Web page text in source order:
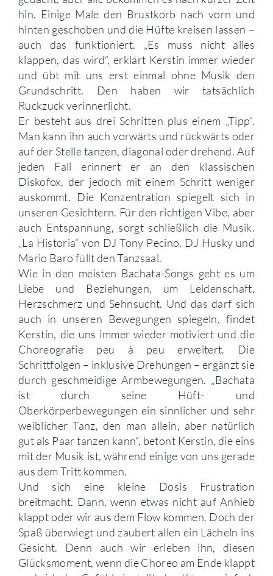
hin. Einige Male den Brustkorb nach vorn und
hinten geschoben und die Hüfte kreisen lassen –
auch das funktioniert. „Es muss nicht alles
klappen, das wird“, erklärt Kerstin immer wieder
und übt mit uns erst einmal ohne Musik den
Grundschritt. Den haben wir tatsächlich
Ruckzuck verinnerlicht.
Er besteht aus drei Schritten plus einem „Tipp“.
Man kann ihn auch vorwärts und rückwärts oder
auf der Stelle tanzen, diagonal oder drehend. Auf
jeden Fall erinnert er an den klassischen
Diskofox, der jedoch mit einem Schritt weniger
auskommt. Die Konzentration spiegelt sich in
unseren Gesichtern. Für den richtigen Vibe, aber
auch Entspannung, sorgt schließlich die Musik.
„La Historia“ von DJ Tony Pecino, DJ Husky und
Mario Baro füllt den Tanzsaal.
Wie in den meisten Bachata-Songs geht es um
Liebe und Beziehungen, um Leidenschaft,
Herzschmerz und Sehnsucht. Und das darf sich
auch in unseren Bewegungen spiegeln, findet
Kerstin, die uns immer wieder motiviert und die
Choreografie peu à peu erweitert. Die
Schrittfolgen – inklusive Drehungen – ergänzt sie
durch geschmeidige Armbewegungen. „Bachata
ist durch seine Hüft- und
Oberkörperbewegungen ein sinnlicher und sehr
weiblicher Tanz, den man allein, aber natürlich
gut als Paar tanzen kann“, betont Kerstin, die eins
mit der Musik ist, während einige von uns gerade
aus dem Tritt kommen.
Und sich eine kleine Dosis Frustration
breitmacht. Dann, wenn etwas nicht auf Anhieb
klappt oder wir aus dem Flow kommen. Doch der
Spaß überwiegt und zaubert allen ein Lächeln ins
Gesicht. Denn auch wir erleben ihn, diesen
Glücksmoment, wenn die Choreo am Ende klappt